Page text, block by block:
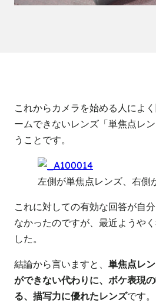
これからカメラを始める人によ
ームできないレンズ「単焦点レ
うことです。
左側が単焦点レンズ、右側
これに対しての有効な回答が自
なかったのですが、最近ようや
した。
結論から言いますと、 単焦点レ
ができない代わりに、ボケ表現
る、描写力に優れたレンズです。